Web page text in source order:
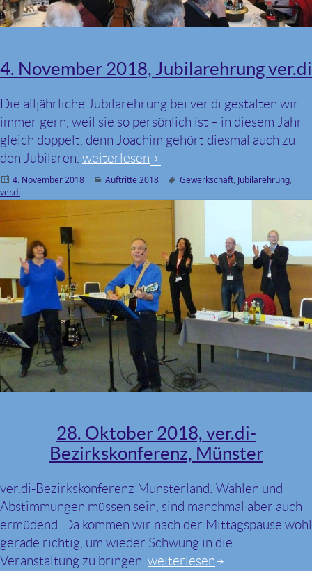
4. November 2018, Jubilarehrung ver.di
Die alljährliche Jubilarehrung bei ver.di gestalten wir
immer gern, weil sie so persönlich ist – in diesem Jahr
gleich doppelt, denn Joachim gehört diesmal auch zu
den Jubilaren. 4. November 2018, Jubilarehrung ver.di
weiterlesen
Veröffentlicht
am
4. November 2018 Kategorien
Auftritte 2018 Schlagwörter
Gewerkschaft, Jubilarehrung,
ver.di
28. Oktober 2018, ver.di-
Bezirkskonferenz, Münster
ver.di-Bezirkskonferenz Münsterland: Wahlen und
Abstimmungen müssen sein, sind manchmal aber auch
ermüdend. Da kommen wir nach der Mittagspause wohl
gerade richtig, um wieder Schwung in die
Veranstaltung zu bringen. 28. Oktober 2018, ver.di-
weiterlesen